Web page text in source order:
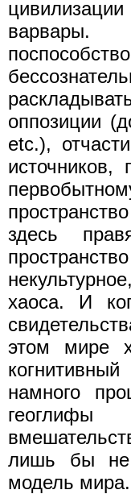
оппозиции
etc.),
здесь
хаоса. И
этом мире
намного
лишь бы не
модель мира.